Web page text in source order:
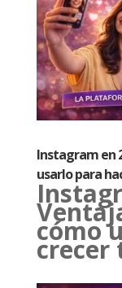
Instagram en
usarlo para
cómo
crecer